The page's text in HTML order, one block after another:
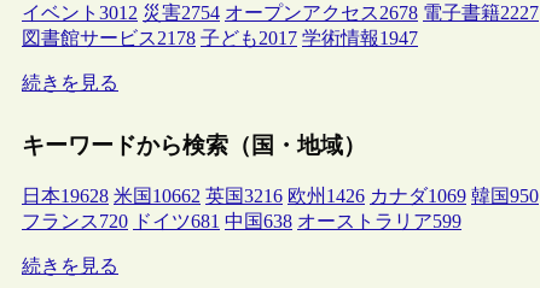
イベント 3012 災害2754 オープンアクセス2678 電子書籍2227
図書館サービス2178 子ども2017 学術情報1947
続きを見る
キーワードから検索（国・地域）
日本19628 米国 10662 英国3216 欧州 1426 カナダ1069 韓国950
フランス720 ドイツ681 中国638 オーストラリア599
続きを見る